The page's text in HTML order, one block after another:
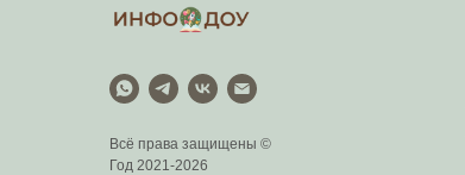
Всё права защищены ©
Год 2021-2026